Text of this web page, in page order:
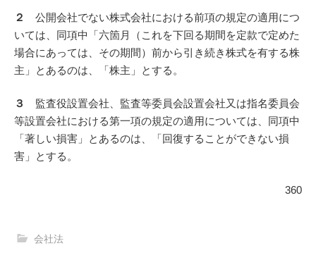
２
公開会社でない株式会社における前項の規定の適用につ
いては、同項中「六箇月（これを下回る期間を定款で定めた
場合にあっては、その期間）前から引き続き株式を有する株
主」とあるのは、「株主」とする。
３
監査役設置会社、監査等委員会設置会社又は指名委員会
等設置会社における第一項の規定の適用については、同項中
「著しい損害」とあるのは、「回復することができない損
害」とする。
360
会社法